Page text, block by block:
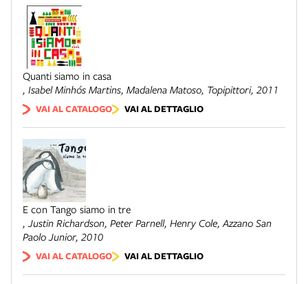
Quanti siamo in casa
, Isabel Minhós Martins, Madalena Matoso, Topipittori, 2011
VAI AL CATALOGO VAI AL DETTAGLIO
E con Tango siamo in tre
, Justin Richardson, Peter Parnell, Henry Cole, Azzano San
Paolo Junior, 2010
VAI AL CATALOGO VAI AL DETTAGLIO